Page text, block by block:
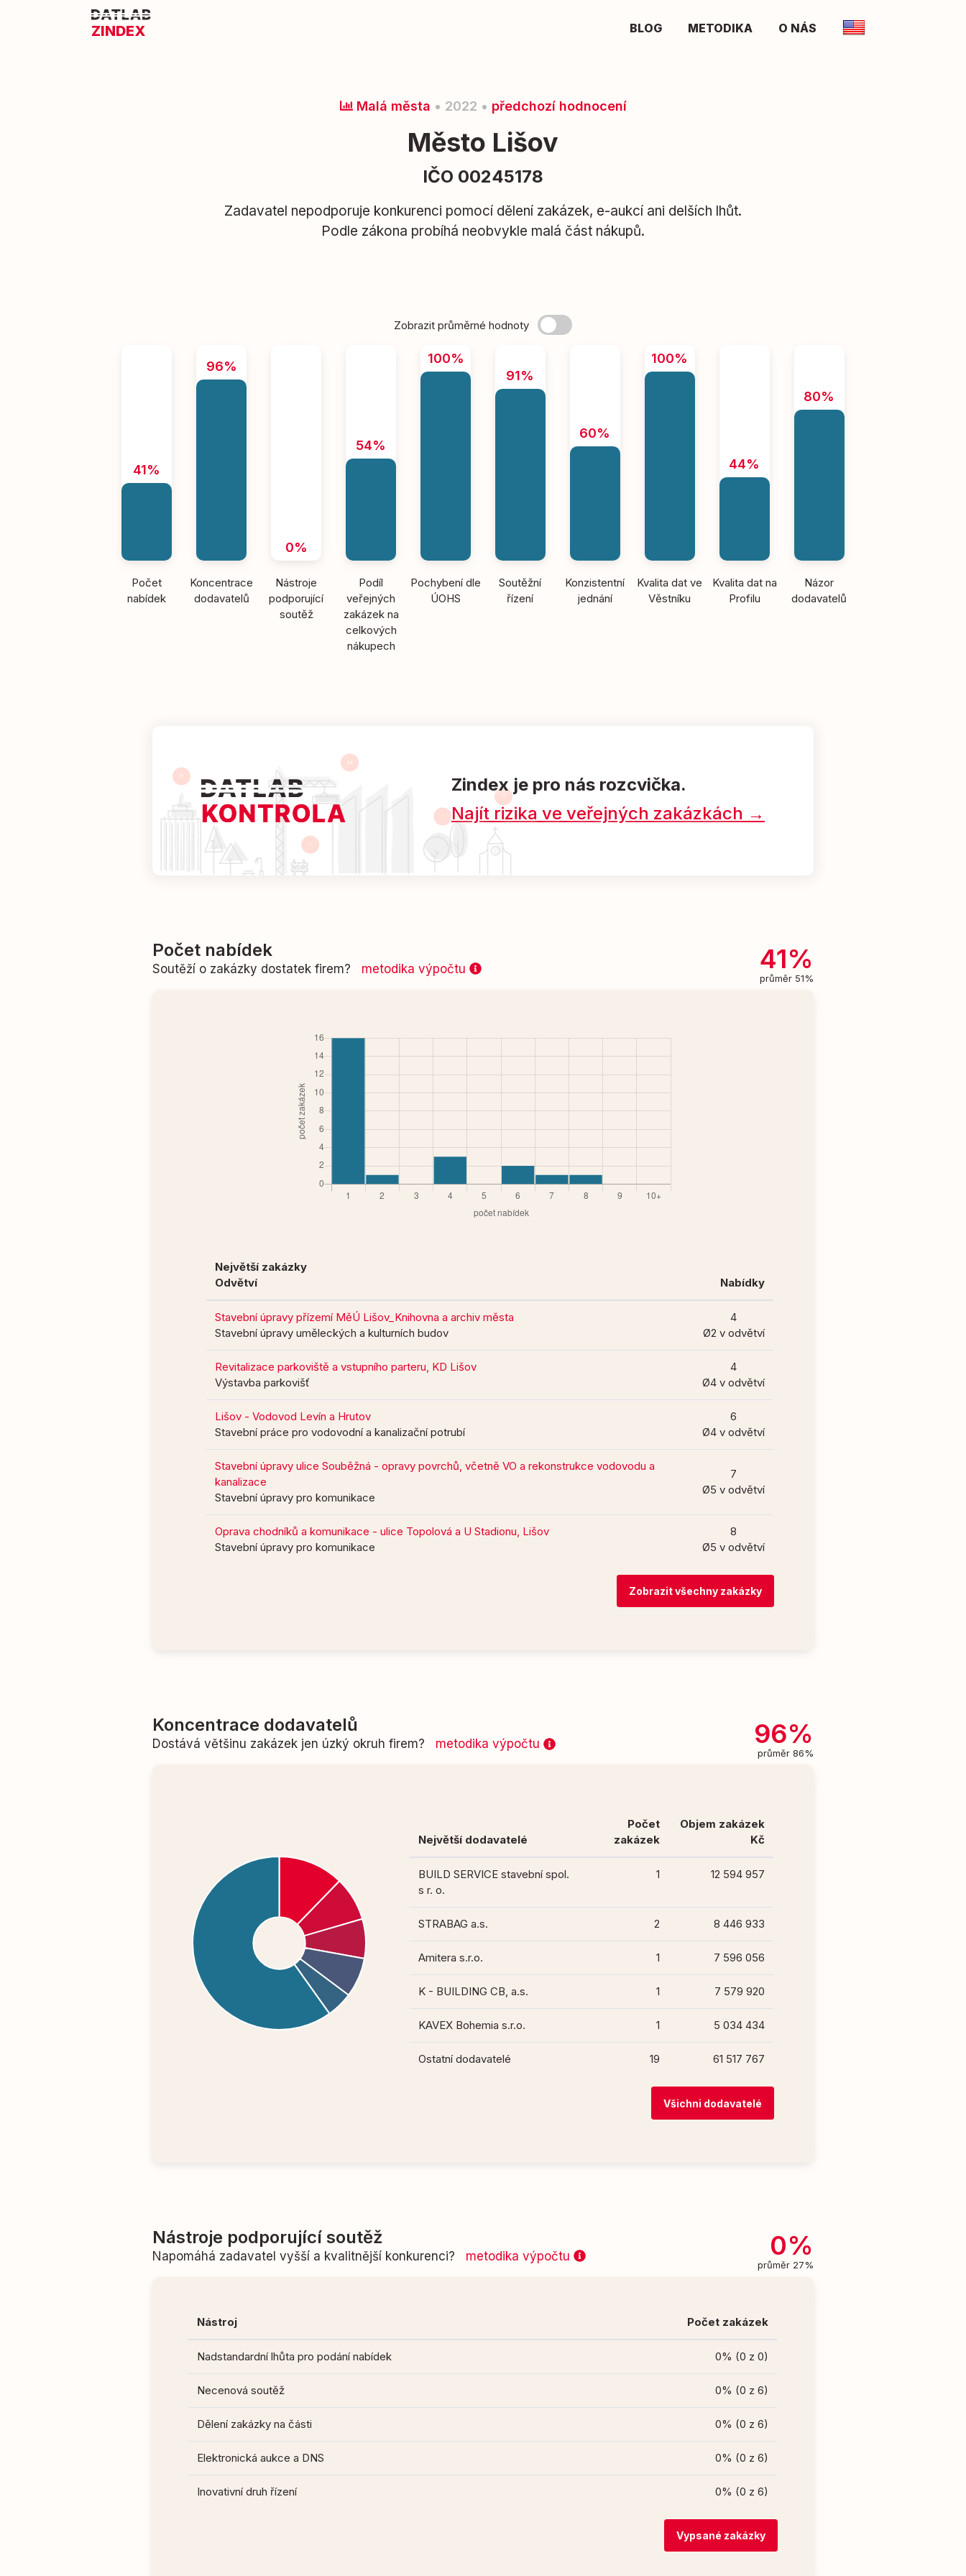
ZINDEX BLOG METODIKA O NÁS
Malá města • 2022 • předchozí hodnocení
Město Lišov
IČO 00245178
Zadavatel nepodporuje konkurenci pomocí dělení zakázek, e-aukcí ani delších lhůt.
Podle zákona probíhá neobvykle malá část nákupů.
Zobrazit průměrné hodnoty
41%
Počet
nabídek
96%
Koncentrace
dodavatelů
0%
Nástroje
podporující
soutěž
54%
Podíl
veřejných
zakázek na
celkových
nákupech
100%
Pochybení dle
ÚOHS
91%
Soutěžní
řízení
60%
Konzistentní
jednání
100%
Kvalita dat ve
Věstníku
44%
Kvalita dat na
Profilu
80%
Názor
dodavatelů
Zindex je pro nás rozcvička.
Najít rizika ve veřejných zakázkách →
Počet nabídek
Soutěží o zakázky dostatek firem? metodika výpočtu 41%
průměr 51%
Největší zakázky
Odvětví
Nabídky
Stavební úpravy přízemí MěÚ Lišov_Knihovna a archiv města
Stavební úpravy uměleckých a kulturních budov
4
Ø2 v odvětví
Revitalizace parkoviště a vstupního parteru, KD Lišov
Výstavba parkovišť
4
Ø4 v odvětví
Lišov - Vodovod Levín a Hrutov
Stavební práce pro vodovodní a kanalizační potrubí
6
Ø4 v odvětví
Stavební úpravy ulice Souběžná - opravy povrchů, včetně VO a rekonstrukce vodovodu a
kanalizace
Stavební úpravy pro komunikace
7
Ø5 v odvětví
Oprava chodníků a komunikace - ulice Topolová a U Stadionu, Lišov
Stavební úpravy pro komunikace
8
Ø5 v odvětví
Zobrazit všechny zakázky
Koncentrace dodavatelů
Dostává většinu zakázek jen úzký okruh firem? metodika výpočtu 96%
průměr 86%
Největší dodavatelé
Počet
zakázek
Objem zakázek
Kč
BUILD SERVICE stavební spol.
s r. o.
1 12 594 957
STRABAG a.s. 2 8 446 933
Amitera s.r.o. 1 7 596 056
K - BUILDING CB, a.s. 1 7 579 920
KAVEX Bohemia s.r.o. 1 5 034 434
Ostatní dodavatelé 19 61 517 767
Všichni dodavatelé
Nástroje podporující soutěž
Napomáhá zadavatel vyšší a kvalitnější konkurenci? metodika výpočtu 0%
průměr 27%
Nástroj Počet zakázek
Nadstandardní lhůta pro podání nabídek 0% (0 z 0)
Necenová soutěž 0% (0 z 6)
Dělení zakázky na části 0% (0 z 6)
Elektronická aukce a DNS 0% (0 z 6)
Inovativní druh řízení 0% (0 z 6)
Vypsané zakázky